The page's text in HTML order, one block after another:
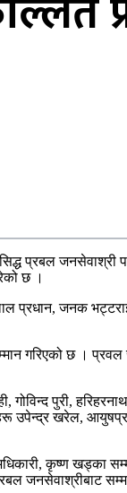
प्रबल
छ ।
प्रधान, जनक
गरिएको छ ।
पुरी,
खरेल,
कृष्ण खड्का
जनसेवाश्रीबाट